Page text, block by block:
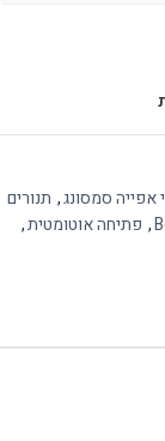
אפייה סמסונג, תנורים
, פתיחה אוטומטית,